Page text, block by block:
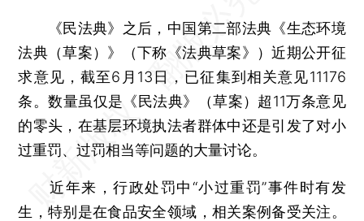
《民法典》之后，中国第二部法典《生态环境
法典（草案）》（下称《法典草案》）近期公开征
求意见，截至6月13日，已征集到相关意见11176
条。数量虽仅是《民法典》（草案）超11万条意见
的零头，在基层环境执法者群体中还是引发了对小
过重罚、过罚相当等问题的大量讨论。
近年来，行政处罚中“小过重罚”事件时有发
生，特别是在食品安全领域，相关案例备受关注。